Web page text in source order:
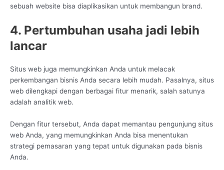
sebuah website bisa diaplikasikan untuk membangun brand.
4. Pertumbuhan usaha jadi lebih
lancar
Situs web juga memungkinkan Anda untuk melacak
perkembangan bisnis Anda secara lebih mudah. Pasalnya, situs
web dilengkapi dengan berbagai fitur menarik, salah satunya
adalah analitik web.
Dengan fitur tersebut, Anda dapat memantau pengunjung situs
web Anda, yang memungkinkan Anda bisa menentukan
strategi pemasaran yang tepat untuk digunakan pada bisnis
Anda.